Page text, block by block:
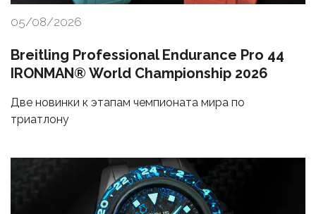
05/08/2026
Breitling Professional Endurance Pro 44
IRONMAN® World Championship 2026
Две новинки к этапам чемпионата мира по
триатлону